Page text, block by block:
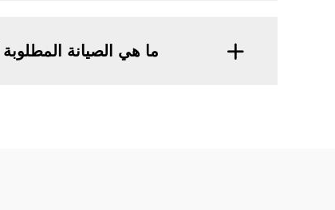
ما هي الصيانة المطلوبة